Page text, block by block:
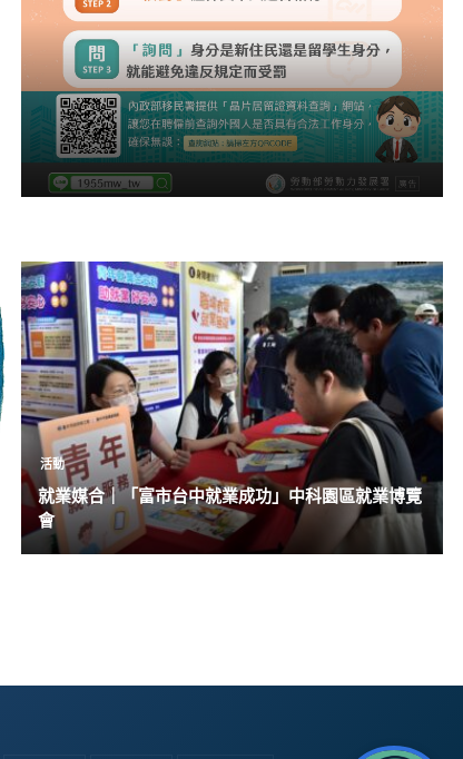
活動
就業媒合｜「富市台中就業成功」中科園區就業博覽
會